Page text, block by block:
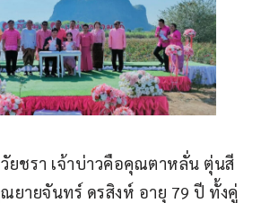
ยชรา เจ้าบ่าวคือคุณตาหลั่น ตุ่นสี
ยายจันทร์ ดรสิงห์ อายุ 79 ปี ทั้งคู่